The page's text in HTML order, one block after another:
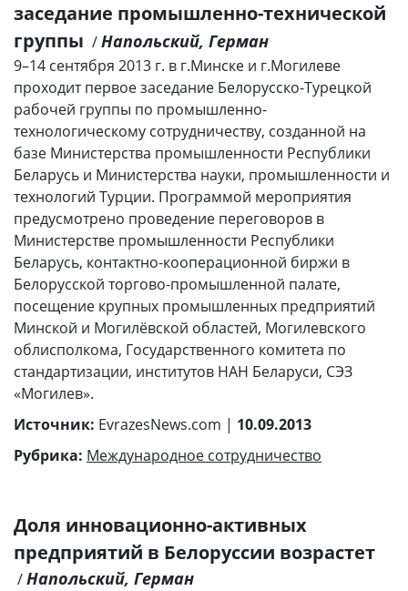
заседание промышленно-технической
группы /Напольский, Герман
9–14 сентября 2013 г. в г.Минске и г.Могилеве
проходит первое заседание Белорусско-Турецкой
рабочей группы по промышленно-
технологическому сотрудничеству, созданной на
базе Министерства промышленности Республики
Беларусь и Министерства науки, промышленности и
технологий Турции. Программой мероприятия
предусмотрено проведение переговоров в
Министерстве промышленности Республики
Беларусь, контактно-кооперационной биржи в
Белорусской торгово-промышленной палате,
посещение крупных промышленных предприятий
Минской и Могилёвской областей, Могилевского
облисполкома, Государственного комитета по
стандартизации, институтов НАН Беларуси, СЭЗ
«Могилев».
Источник: EvrazesNews.com | 10.09.2013
Рубрика: Международное сотрудничество
Доля инновационно-активных
предприятий в Белоруссии возрастет
/Напольский, Герман